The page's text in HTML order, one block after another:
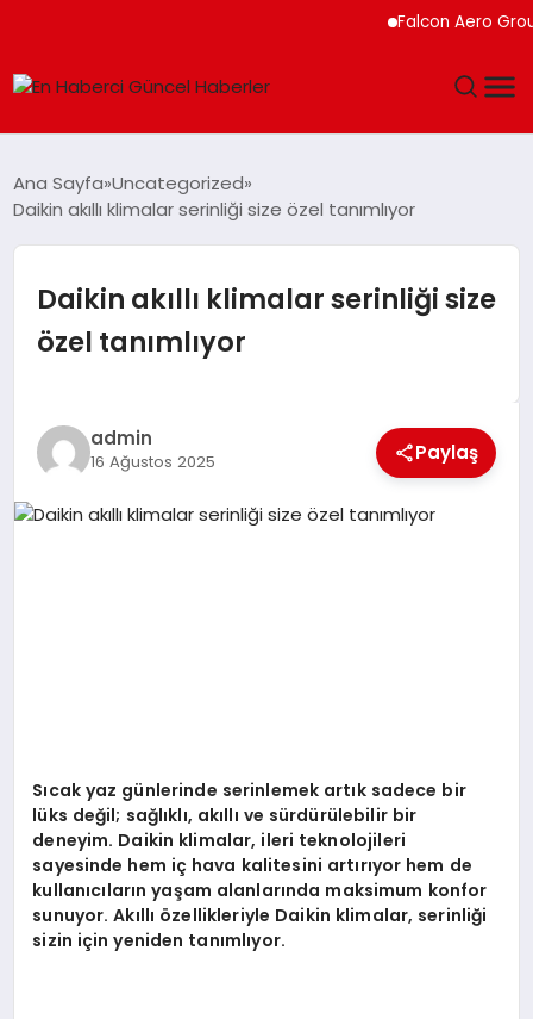
Falcon Aero Group,
SAĞLIK
TEKNOLOJI
DÜNYA
Ana Sayfa Uncategorized
Daikin akıllı klimalar serinliği size özel tanımlıyor
Daikin akıllı klimalar serinliği size
özel tanımlıyor
admin
16 Ağustos 2025 Paylaş
Sıcak yaz günlerinde serinlemek artık sadece bir
lüks değil; sağlıklı, akıllı ve sürdürülebilir bir
deneyim. Daikin klimalar, ileri teknolojileri
sayesinde hem iç hava kalitesini artırıyor hem de
kullanıcıların yaşam alanlarında maksimum konfor
sunuyor. Akıllı özellikleriyle Daikin klimalar, serinliği
sizin için yeniden tanımlıyor.